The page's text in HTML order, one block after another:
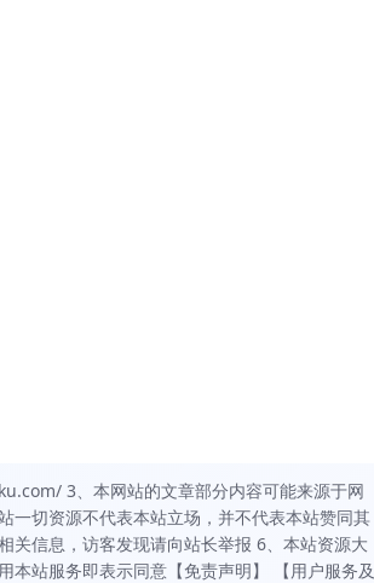
3、本网站的文章部分内容可能来源于网
一切资源不代表本站立场，并不代表本站赞同其
关信息，访客发现请向站长举报 6、本站资源大
本站服务即表示同意【免责声明】 【用户服务及